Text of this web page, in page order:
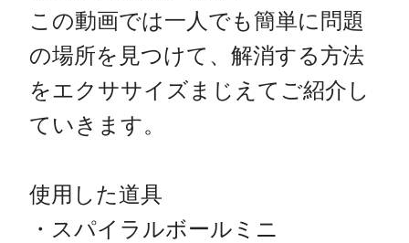
この動画では一人でも簡単に問題
の場所を見つけて、解消する方法
をエクササイズまじえてご紹介し
ていきます。
使用した道具
・スパイラルボールミニ